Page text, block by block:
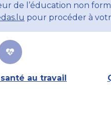
de l’éducation non
pour procéder à
au travail